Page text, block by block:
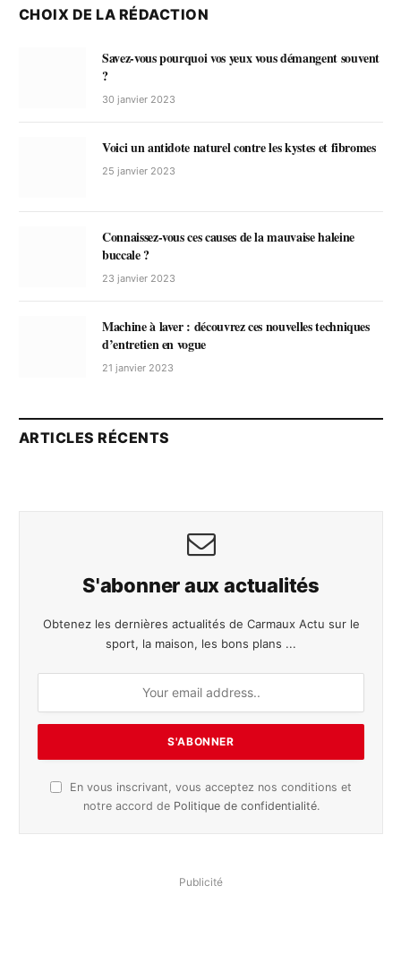
CHOIX DE LA RÉDACTION
Savez-vous pourquoi vos yeux vous démangent souvent
?
30 janvier 2023
Voici un antidote naturel contre les kystes et fibromes
25 janvier 2023
Connaissez-vous ces causes de la mauvaise haleine
buccale ?
23 janvier 2023
Machine à laver : découvrez ces nouvelles techniques
d’entretien en vogue
21 janvier 2023
ARTICLES RÉCENTS
S'abonner aux actualités
Obtenez les dernières actualités de Carmaux Actu sur le
sport, la maison, les bons plans ...
En vous inscrivant, vous acceptez nos conditions et
notre accord de Politique de confidentialité.
Publicité